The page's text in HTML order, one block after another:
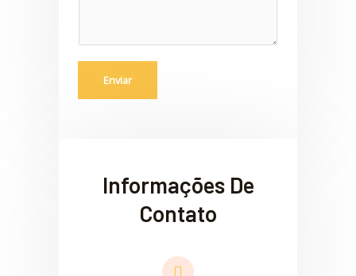
Enviar
Informações De
Contato